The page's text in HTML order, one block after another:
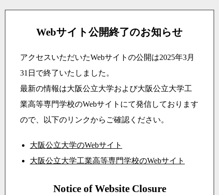
Webサイト公開終了のお知らせ
アクセスいただいたWebサイトの公開は2025年3月
31日で終了いたしました。
最新の情報は大阪公立大学および大阪公立大学工
業高等専門学校のWebサイトにて発信しております
ので、以下のリンクからご確認ください。
大阪公立大学のWebサイト
大阪公立大学工業高等専門学校のWebサイト
Notice of Website Closure